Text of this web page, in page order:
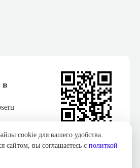
в
данных
cookie для вашего удобства.
сайтом, вы соглашаетесь с политкой